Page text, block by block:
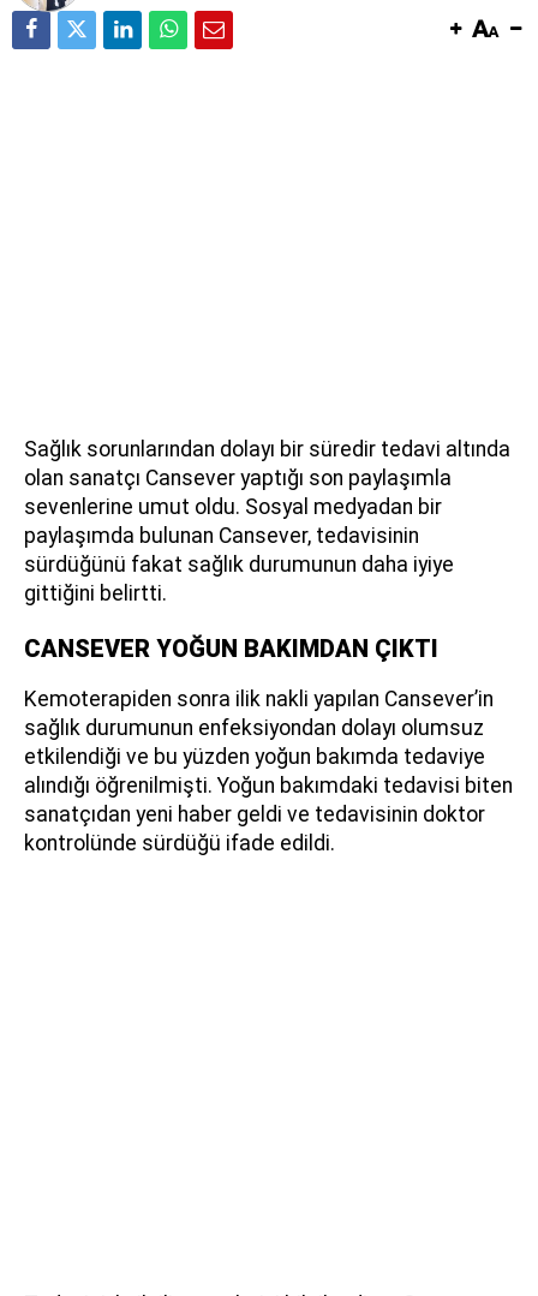
Sağlık sorunlarından dolayı bir süredir tedavi altında
olan sanatçı Cansever yaptığı son paylaşımla
sevenlerine umut oldu. Sosyal medyadan bir
paylaşımda bulunan Cansever, tedavisinin
sürdüğünü fakat sağlık durumunun daha iyiye
gittiğini belirtti.
CANSEVER YOĞUN BAKIMDAN ÇIKTI
Kemoterapiden sonra ilik nakli yapılan Cansever’in
sağlık durumunun enfeksiyondan dolayı olumsuz
etkilendiği ve bu yüzden yoğun bakımda tedaviye
alındığı öğrenilmişti. Yoğun bakımdaki tedavisi biten
sanatçıdan yeni haber geldi ve tedavisinin doktor
kontrolünde sürdüğü ifade edildi.